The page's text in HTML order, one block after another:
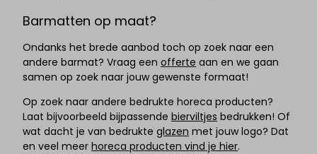
Barmatten op maat?
Ondanks het brede aanbod toch op zoek naar een
andere barmat? Vraag een offerte aan en we gaan
samen op zoek naar jouw gewenste formaat!
Op zoek naar andere bedrukte horeca producten?
Laat bijvoorbeeld bijpassende bierviltjes bedrukken! Of
wat dacht je van bedrukte glazen met jouw logo? Dat
en veel meer horeca producten vind je hier.